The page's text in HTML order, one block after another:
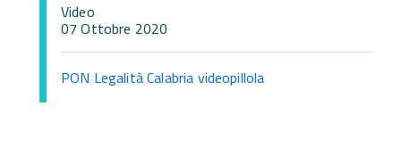
Video
07 Ottobre 2020
PON Legalità Calabria videopillola